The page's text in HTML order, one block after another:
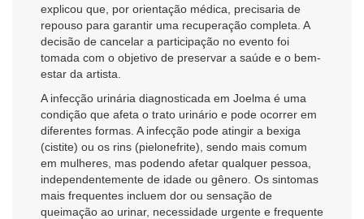
explicou que, por orientação médica, precisaria de
repouso para garantir uma recuperação completa. A
decisão de cancelar a participação no evento foi
tomada com o objetivo de preservar a saúde e o bem-
estar da artista.
A infecção urinária diagnosticada em Joelma é uma
condição que afeta o trato urinário e pode ocorrer em
diferentes formas. A infecção pode atingir a bexiga
(cistite) ou os rins (pielonefrite), sendo mais comum
em mulheres, mas podendo afetar qualquer pessoa,
independentemente de idade ou gênero. Os sintomas
mais frequentes incluem dor ou sensação de
queimação ao urinar, necessidade urgente e frequente